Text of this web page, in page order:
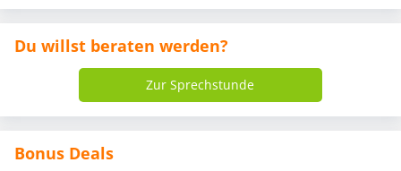
Du willst beraten werden?
Zur Sprechstunde
Bonus Deals